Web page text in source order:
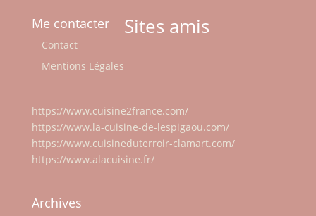
Me contacter
Contact
Mentions Légales
Sites amis
https://www.cuisine2france.com/
https://www.la-cuisine-de-lespigaou.com/
https://www.cuisineduterroir-clamart.com/
https://www.alacuisine.fr/
Archives